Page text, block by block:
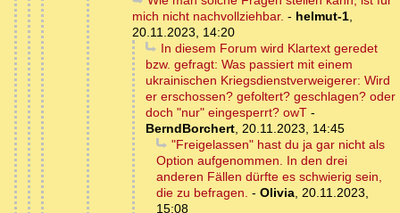
mich nicht nachvollziehbar. - helmut-1,
20.11.2023, 14:20
In diesem Forum wird Klartext geredet
bzw. gefragt: Was passiert mit einem
ukrainischen Kriegsdienstverweigerer: Wird
er erschossen? gefoltert? geschlagen? oder
doch "nur" eingesperrt? owT -
BerndBorchert, 20.11.2023, 14:45
"Freigelassen" hast du ja gar nicht als
Option aufgenommen. In den drei
anderen Fällen dürfte es schwierig sein,
die zu befragen. - Olivia, 20.11.2023,
15:08